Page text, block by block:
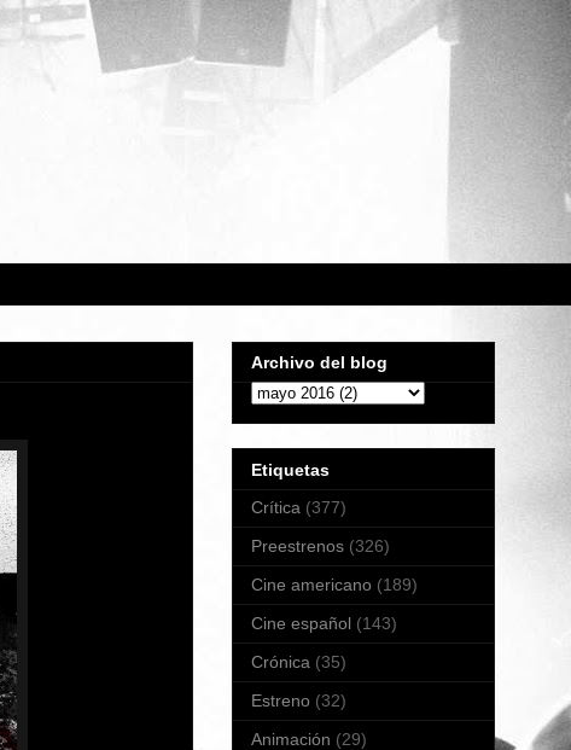
Archivo del blog
Etiquetas
Crítica (377)
Preestrenos (326)
Cine americano (189)
Cine español (143)
Crónica (35)
Estreno (32)
Animación (29)